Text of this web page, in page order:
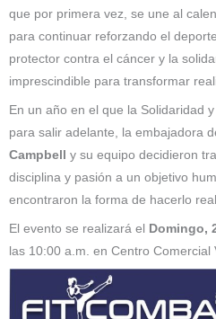
que por primera vez, se une al
para continuar reforzando el
protector contra el cáncer y la
imprescindible para transformar
En un año en el que la Solidaridad
para salir adelante, la embajadora
Campbell y su equipo decidieron
disciplina y pasión a un objetivo
encontraron la forma de hacerlo
El evento se realizará el Domingo,
las 10:00 a.m. en Centro Comercial